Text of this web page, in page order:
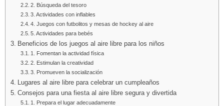
2. Búsqueda del tesoro
3. Actividades con inflables
4. Juegos con futbolitos y mesas de hockey al aire
5. Actividades para bebés
Beneficios de los juegos al aire libre para los niños
1. Fomentan la actividad física
2. Estimulan la creatividad
3. Promueven la socialización
Lugares al aire libre para celebrar un cumpleaños
Consejos para una fiesta al aire libre segura y divertida
1. Prepara el lugar adecuadamente